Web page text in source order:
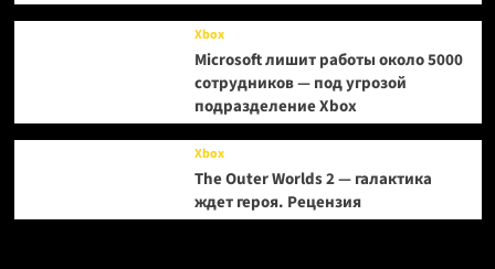
Xbox
Microsoft лишит работы около 5000
сотрудников — под угрозой
подразделение Xbox
Xbox
The Outer Worlds 2 — галактика
ждет героя. Рецензия